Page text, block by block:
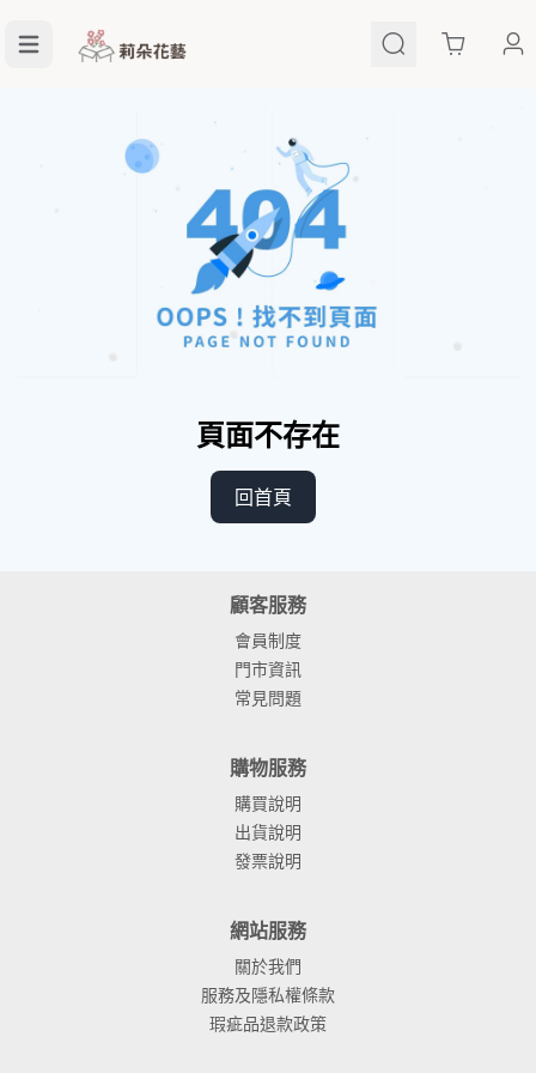
Cart
頁面不存在
回首頁
顧客服務
會員制度
門市資訊
常見問題
購物服務
購買說明
出貨說明
發票說明
網站服務
關於我們
服務及隱私權條款
瑕疵品退款政策